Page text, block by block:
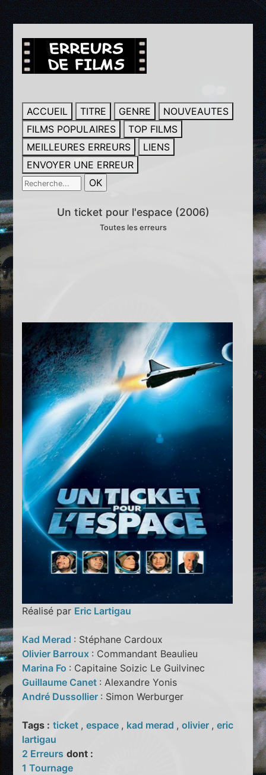
ACCUEIL TITRE GENRE
NOUVEAUTES
FILMS POPULAIRES
TOP FILMS
MEILLEURES ERREURS
LIENS
ENVOYER UNE ERREUR
Un ticket pour l'espace (2006)
Toutes les erreurs
Réalisé par Eric Lartigau
Kad Merad : Stéphane Cardoux
Olivier Barroux : Commandant Beaulieu
Marina Fo : Capitaine Soizic Le Guilvinec
Guillaume Canet : Alexandre Yonis
André Dussollier : Simon Werburger
Tags : ticket ,espace , kad merad ,olivier ,eric
lartigau
2 Erreurs dont :
1 Tournage